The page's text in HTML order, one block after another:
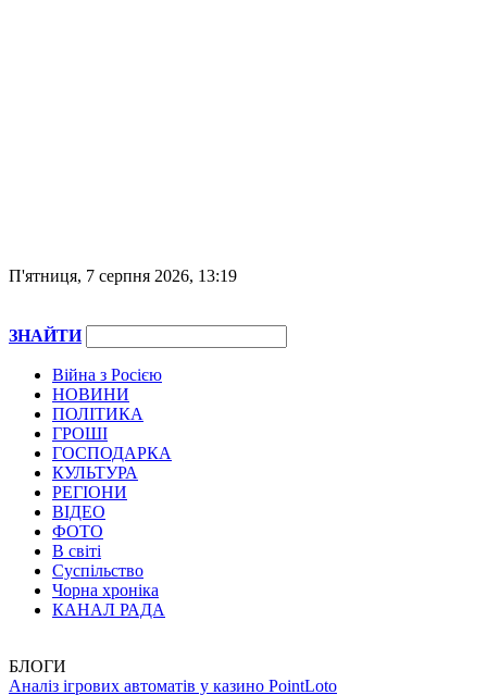
П'ятниця, 7 серпня 2026, 13:19
ЗНАЙТИ
Війна з Росією
НОВИНИ
ПОЛІТИКА
ГРОШІ
ГОСПОДАРКА
КУЛЬТУРА
РЕГІОНИ
ВІДЕО
ФОТО
В світі
Суспільство
Чорна хроніка
КАНАЛ РАДА
БЛОГИ
Аналіз ігрових автоматів у казино PointLoto